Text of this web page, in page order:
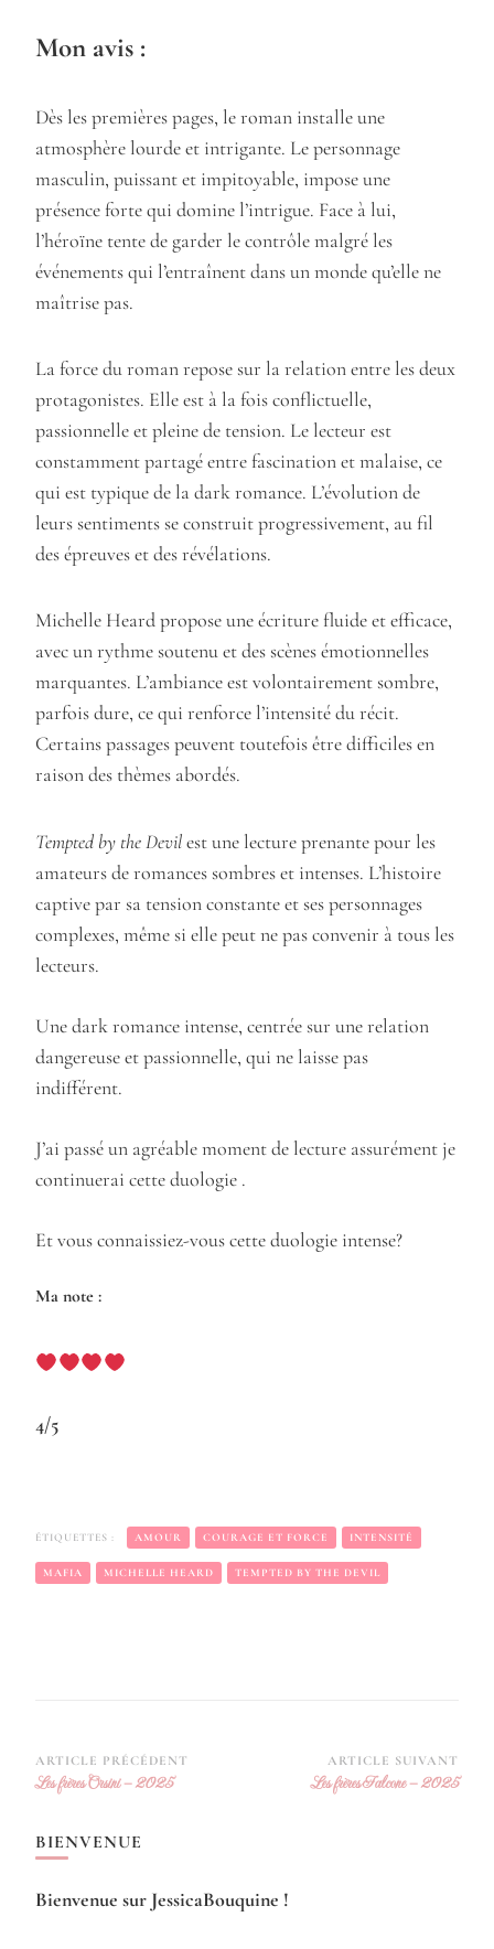
Mon avis :
Dès les premières pages, le roman installe une
atmosphère lourde et intrigante. Le personnage
masculin, puissant et impitoyable, impose une
présence forte qui domine l’intrigue. Face à lui,
l’héroïne tente de garder le contrôle malgré les
événements qui l’entraînent dans un monde qu’elle ne
maîtrise pas.
La force du roman repose sur la relation entre les deux
protagonistes. Elle est à la fois conflictuelle,
passionnelle et pleine de tension. Le lecteur est
constamment partagé entre fascination et malaise, ce
qui est typique de la dark romance. L’évolution de
leurs sentiments se construit progressivement, au fil
des épreuves et des révélations.
Michelle Heard propose une écriture fluide et efficace,
avec un rythme soutenu et des scènes émotionnelles
marquantes. L’ambiance est volontairement sombre,
parfois dure, ce qui renforce l’intensité du récit.
Certains passages peuvent toutefois être difficiles en
raison des thèmes abordés.
Tempted by the Devilest une lecture prenante pour les
amateurs de romances sombres et intenses. L’histoire
captive par sa tension constante et ses personnages
complexes, même si elle peut ne pas convenir à tous les
lecteurs.
Une dark romance intense, centrée sur une relation
dangereuse et passionnelle, qui ne laisse pas
indifférent.
J’ai passé un agréable moment de lecture assurément je
continuerai cette duologie .
Et vous connaissiez-vous cette duologie intense?
Ma note :
4/5
ÉTIQUETTES : AMOUR COURAGE ET FORCE INTENSITÉ
MAFIA MICHELLE HEARD TEMPTED BY THE DEVIL
Navigation
d’article
ARTICLE PRÉCÉDENT
Les frères Orsini – 2025
ARTICLE SUIVANT
Les frères Falcone – 2025
BIENVENUE
Bienvenue sur JessicaBouquine !